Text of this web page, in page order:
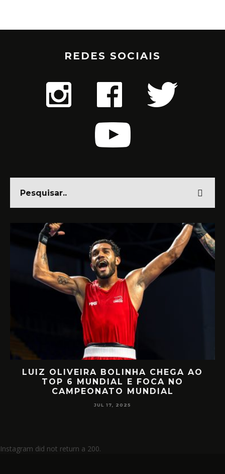
REDES SOCIAIS
LUIZ OLIVEIRA BOLINHA CHEGA AO
TOP 6 MUNDIAL E FOCA NO
CAMPEONATO MUNDIAL
JUL 17, 2025
Instagram did not return a 200.